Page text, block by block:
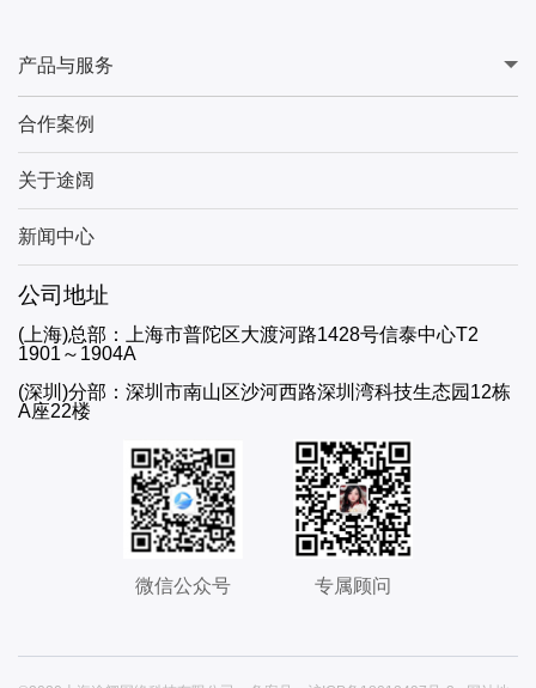
产品与服务
合作案例
关于途阔
新闻中心
公司地址
(上海)总部：上海市普陀区大渡河路1428号信泰中心T2
1901～1904A
(深圳)分部：深圳市南山区沙河西路深圳湾科技生态园12栋
A座22楼
微信公众号 专属顾问